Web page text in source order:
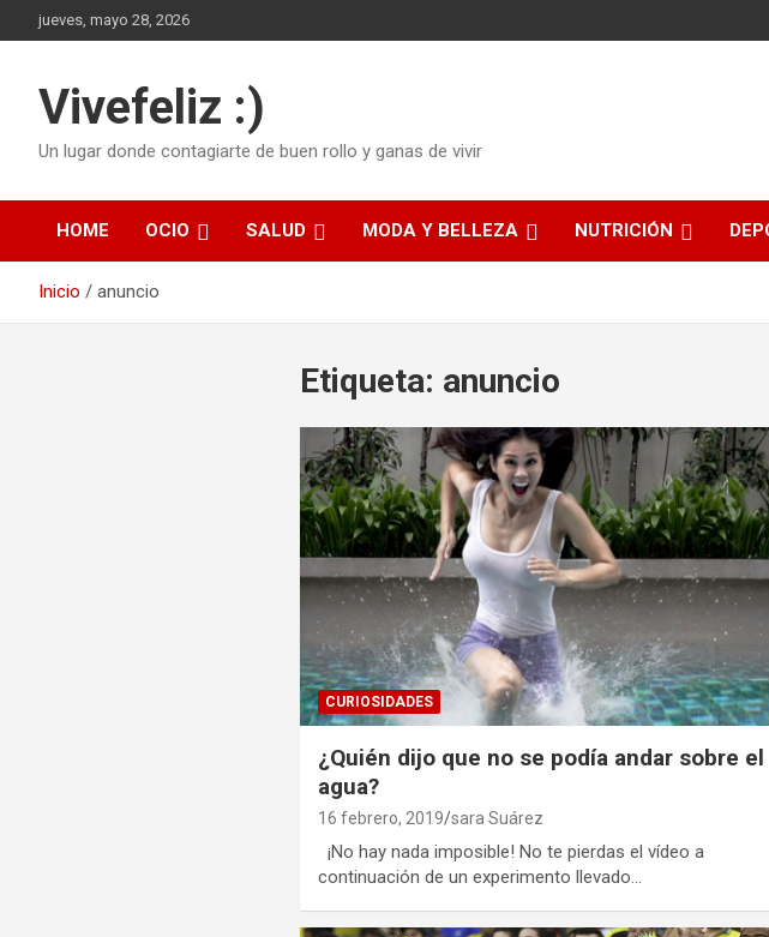
Saltar
al
jueves, mayo 28, 2026
Vivefeliz :)
Un lugar donde contagiarte de buen rollo y ganas de vivir
HOME OCIO SALUD MODA Y BELLEZA NUTRICIÓN
Inicio anuncio
Etiqueta: anuncio
CURIOSIDADES
¿Quién dijo que no se podía andar sobre el
agua?
16 febrero, 2019 sara Suárez
¡No hay nada imposible! No te pierdas el vídeo a
continuación de un experimento llevado…